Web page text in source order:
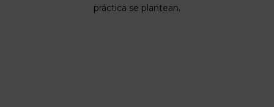
práctica se plantean.